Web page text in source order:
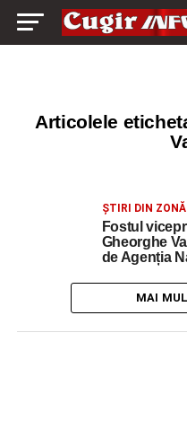
Articolele
ŞTIRI DIN ZONĂ
Fostul
Gheorghe
de Agenția
MAI